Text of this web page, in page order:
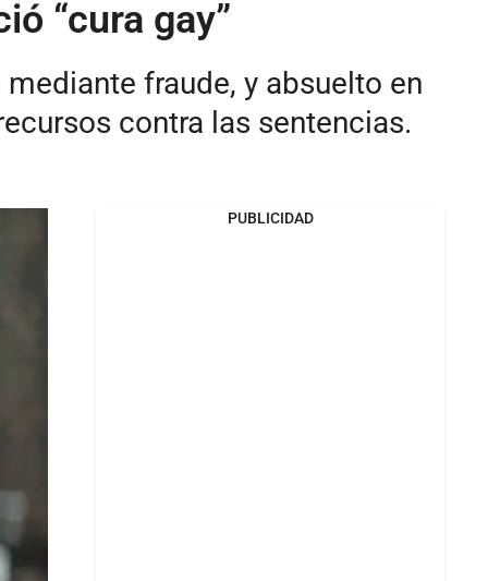
“cura gay”
fraude, y absuelto en
contra las sentencias.
PUBLICIDAD